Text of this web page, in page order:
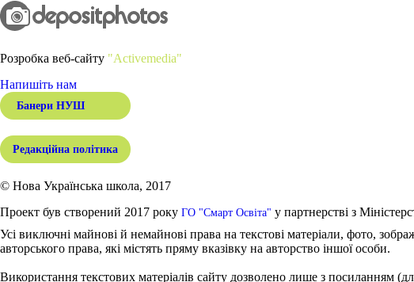
Розробка веб-сайту "Activemedia"
Напишіть нам
Банери НУШ
Редакційна політика
© Нова Українська школа, 2017
Проект був створений 2017 року ГО "Смарт Освіта" у партнерстві з
Усі виключні майнові й немайнові права на текстові матеріали, фото,
авторського права, які містять пряму вказівку на авторство іншої особи.
Використання текстових матеріалів сайту дозволено лише з посиланням